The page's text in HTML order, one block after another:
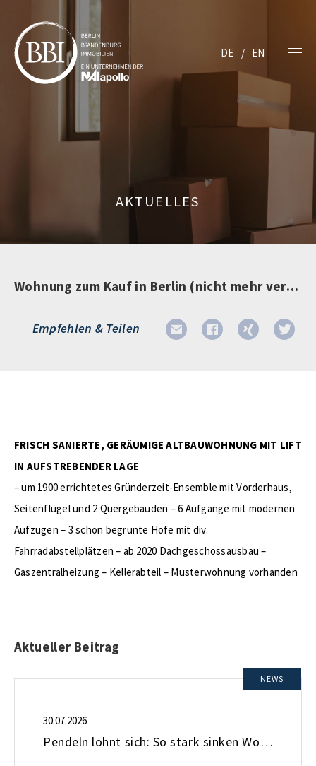
DE EN
AKTUELLES
Wohnung zum Kauf in Berlin (nicht mehr verfügbar)
Empfehlen & Teilen
FRISCH SANIERTE, GERÄUMIGE ALTBAUWOHNUNG MIT LIFT
IN AUFSTREBENDER LAGE
– um 1900 errichtetes Gründerzeit-Ensemble mit Vorderhaus,
Seitenflügel und 2 Quergebäuden – 6 Aufgänge mit modernen
Aufzügen – 3 schön begrünte Höfe mit div.
Fahrradabstellplätzen – ab 2020 Dachgeschossausbau –
Gaszentralheizung – Kellerabteil – Musterwohnung vorhanden
Aktueller Beitrag
NEWS
30.07.2026
Pendeln lohnt sich: So stark sinken Wohnungspreise im Umland